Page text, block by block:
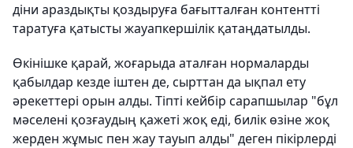
діни араздықты қоздыруға бағытталған контентті
таратуға қатысты жауапкершілік қатаңдатылды.
Өкінішке қарай, жоғарыда аталған нормаларды
қабылдар кезде іштен де, сырттан да ықпал ету
әрекеттері орын алды. Тіпті кейбір сарапшылар "бұл
мәселені қозғаудың қажеті жоқ еді, билік өзіне жоқ
жерден жұмыс пен жау тауып алды" деген пікірлерді